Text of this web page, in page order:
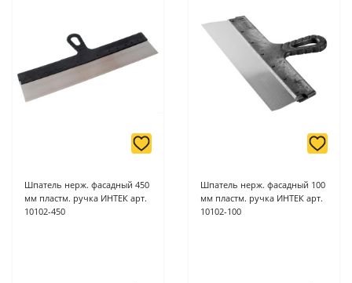
Для юридических лиц: переводом на расчетный счет при
онлайн оплате заказа на сайте.
Подробнее о способах оплаты можно узнать здесь - "Оплата"
Шпатель нерж. фасадный 450
мм пластм. ручка ИНТЕК арт.
10102-450
Шпатель нерж. фасадный 100
мм пластм. ручка ИНТЕК арт.
10102-100